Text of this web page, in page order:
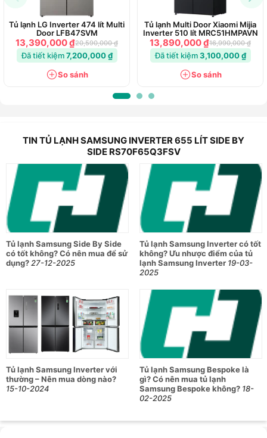
Tủ lạnh LG Inverter 474 lít Multi
Door LFB47SVM
13,390,000 ₫20,590,000 ₫
Đã tiết kiệm7,200,000 ₫
So sánh
Tủ lạnh Multi Door Xiaomi Mijia
Inverter 510 lít MRC51HMPAVN
13,890,000 ₫16,990,000 ₫
Đã tiết kiệm3,100,000 ₫
So sánh
TIN TỦ LẠNH SAMSUNG INVERTER 655 LÍT SIDE BY
SIDE RS70F65Q3FSV
Tủ lạnh Samsung Side By Side
có tốt không? Có nên mua để sử
dụng?27-12-2025
Tủ lạnh Samsung Inverter có tốt
không? Ưu nhược điểm của tủ
lạnh Samsung Inverter 19-03-
2025
Tủ lạnh Samsung Inverter với
thường – Nên mua dòng nào?
15-10-2024
Tủ lạnh Samsung Bespoke là
gì? Có nên mua tủ lạnh
Samsung Bespoke không? 18-
02-2025